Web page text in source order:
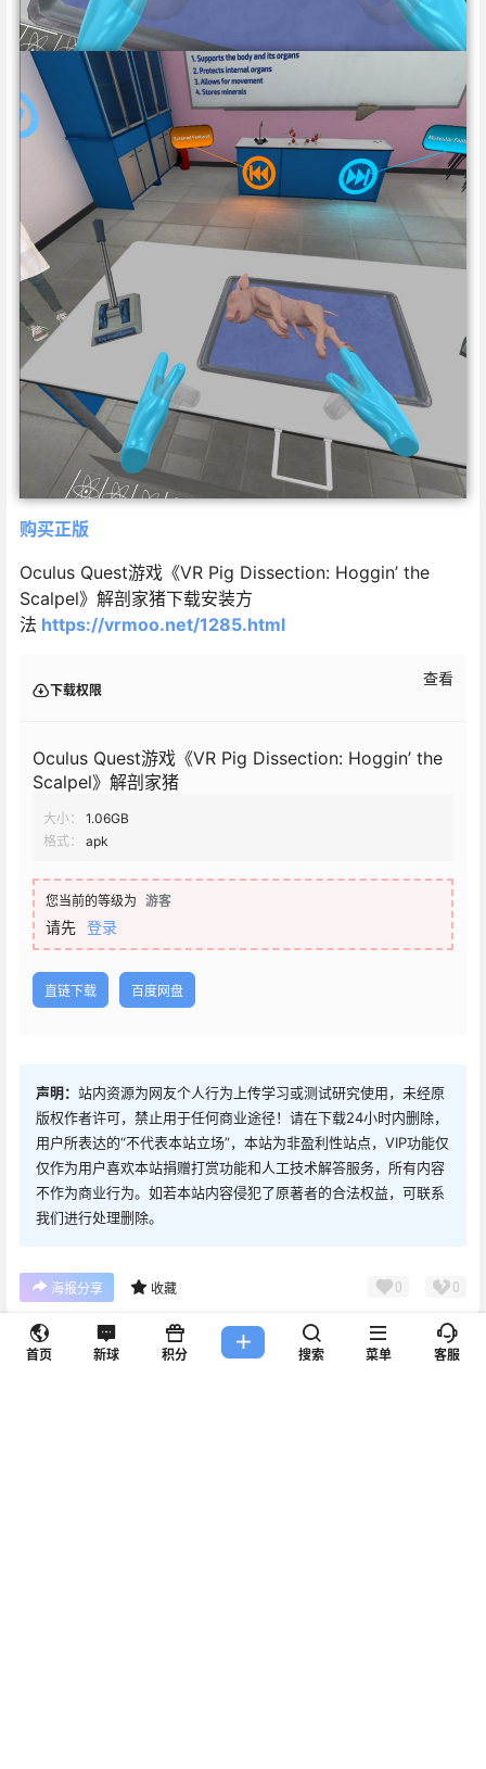
购买正版
Oculus Quest游戏《VR Pig Dissection: Hoggin’ the
Scalpel》解剖家猪下载安装方
法 https://vrmoo.net/1285.html
下载权限
查看
Oculus Quest游戏《VR Pig Dissection: Hoggin’ the
Scalpel》解剖家猪
大小：
1.06GB
格式：
apk
您当前的等级为 游客
请先 登录
直链下载 百度网盘
声明： 站内资源为网友个人行为上传学习或测试研究使用，未经原
版权作者许可，禁止用于任何商业途径！请在下载24小时内删除，
用户所表达的“不代表本站立场”，本站为非盈利性站点，VIP功能仅
仅作为用户喜欢本站捐赠打赏功能和人工技术解答服务，所有内容
不作为商业行为。如若本站内容侵犯了原著者的合法权益，可联系
我们进行处理删除。
海报分享 收藏 0 0
0 条回复 A 文章作者 管理员
首页 新球 积分 搜索 菜单 客服